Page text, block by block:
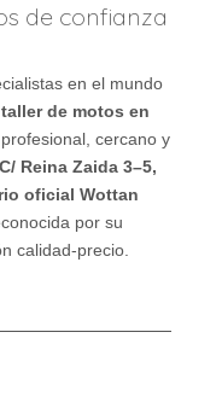
de confianza
en el mundo
de motos en
cercano y
C/ Reina Zaida 3–5,
oficial Wottan
por su
calidad-precio.